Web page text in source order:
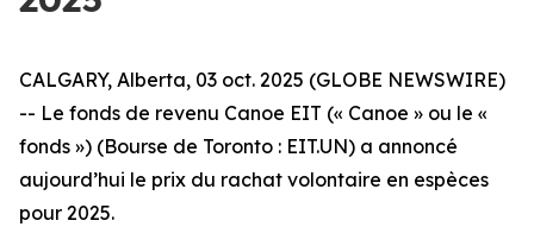
CALGARY, Alberta, 03 oct. 2025 (GLOBE NEWSWIRE)
-- Le fonds de revenu Canoe EIT (« Canoe » ou le «
fonds ») (Bourse de Toronto : EIT.UN) a annoncé
aujourd’hui le prix du rachat volontaire en espèces
pour 2025.